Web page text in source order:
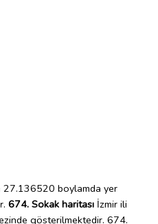
boylamda yer
674. Sokak haritası İzmir ili
gösterilmektedir. 674.